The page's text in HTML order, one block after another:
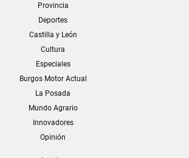
Provincia
Deportes
Castilla y León
Cultura
Especiales
Burgos Motor Actual
La Posada
Mundo Agrario
Innovadores
Opinión